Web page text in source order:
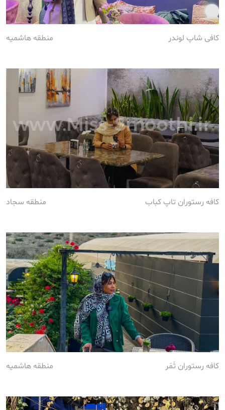
منطقه هاشمیه کافی شاپ لوندر
منطقه سجاد کافه رستوران تاپ کباب
منطقه هاشمیه کافه رستوران ثَمَر